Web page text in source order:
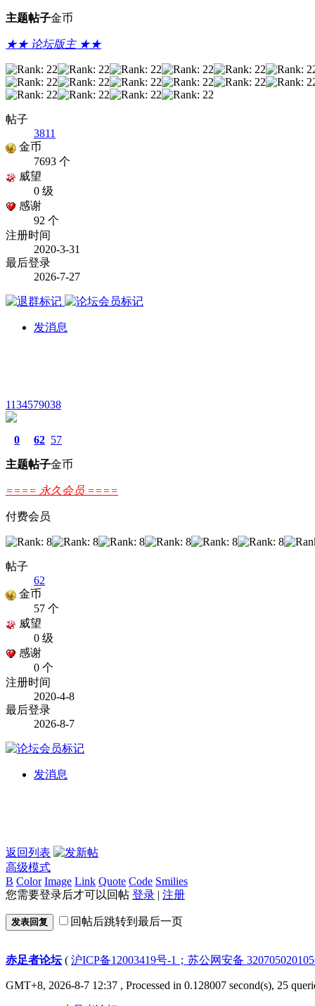
主题帖子金币
★★ 论坛版主 ★★
帖子
3811
金币
7693 个
威望
0 级
感谢
92 个
注册时间
2020-3-31
最后登录
2026-7-27
发消息
1134579038
0
主题
62
帖子
57
金币
==== 永久会员 ====
付费会员
帖子
62
金币
57 个
威望
0 级
感谢
0 个
注册时间
2020-4-8
最后登录
2026-8-7
发消息
返回列表
高级模式
B Color Image Link Quote Code Smilies
您需要登录后才可以回帖 登录 | 注册
发表回复 回帖后跳转到最后一页
赤足者论坛( 沪ICP备12003419号-1；苏公网安备
GMT+8, 2026-8-7 12:37 , Processed in 0.128007 second(s), 25